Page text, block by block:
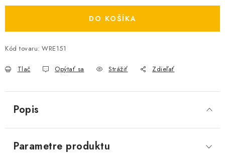
DO KOŠÍKA
Kód tovaru: WRE151
Tlač Opýtať sa Strážiť Zdieľať
Popis
Parametre produktu